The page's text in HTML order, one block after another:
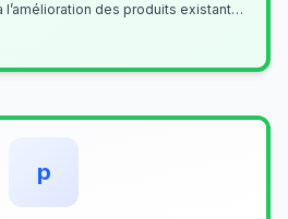
des produits existants
p